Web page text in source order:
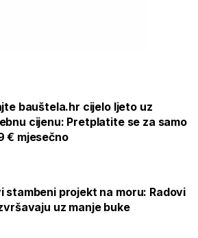
bauštela.hr cijelo ljeto uz
cijenu: Pretplatite se za samo
€ mjesečno
stambeni projekt na moru: Radovi
uz manje buke